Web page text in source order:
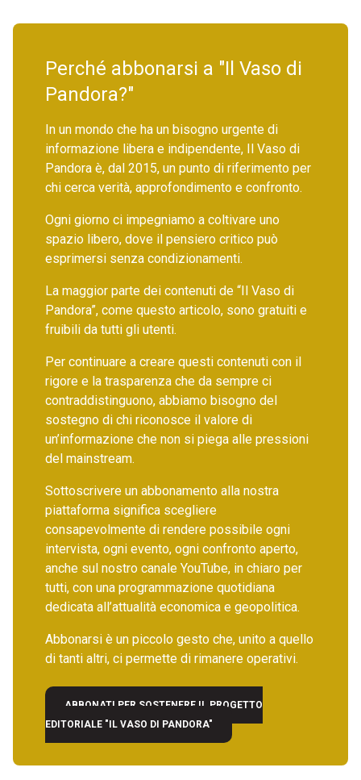
Perché abbonarsi a "Il Vaso di
Pandora?"
In un mondo che ha un bisogno urgente di
informazione libera e indipendente, Il Vaso di
Pandora è, dal 2015, un punto di riferimento per
chi cerca verità, approfondimento e confronto.
Ogni giorno ci impegniamo a coltivare uno
spazio libero, dove il pensiero critico può
esprimersi senza condizionamenti.
La maggior parte dei contenuti de “Il Vaso di
Pandora”, come questo articolo, sono gratuiti e
fruibili da tutti gli utenti.
Per continuare a creare questi contenuti con il
rigore e la trasparenza che da sempre ci
contraddistinguono, abbiamo bisogno del
sostegno di chi riconosce il valore di
un’informazione che non si piega alle pressioni
del mainstream.
Sottoscrivere un abbonamento alla nostra
piattaforma significa scegliere
consapevolmente di rendere possibile ogni
intervista, ogni evento, ogni confronto aperto,
anche sul nostro canale YouTube, in chiaro per
tutti, con una programmazione quotidiana
dedicata all’attualità economica e geopolitica.
Abbonarsi è un piccolo gesto che, unito a quello
di tanti altri, ci permette di rimanere operativi.
ABBONATI PER SOSTENERE IL PROGETTO
EDITORIALE "IL VASO DI PANDORA"